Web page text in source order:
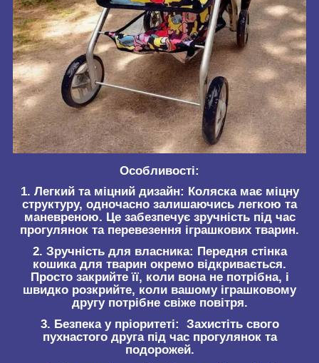
Особливості:
1. Легкий та міцний дизайн: Коляска має міцну
структуру, одночасно залишаючись легкою та
маневреною. Це забезпечує зручність під час
прогулянок та перевезення іграшкових тварин.
2. Зручність для власника: Передня стінка
кошика для тварин окремо відкривається.
Просто закрийте її, коли вона не потрібна, і
швидко розкрийте, коли вашому іграшковому
другу потрібне свіже повітря.
3. Безпека у пріоритеті: Захистіть свого
пухнастого друга під час прогулянок та
подорожей.